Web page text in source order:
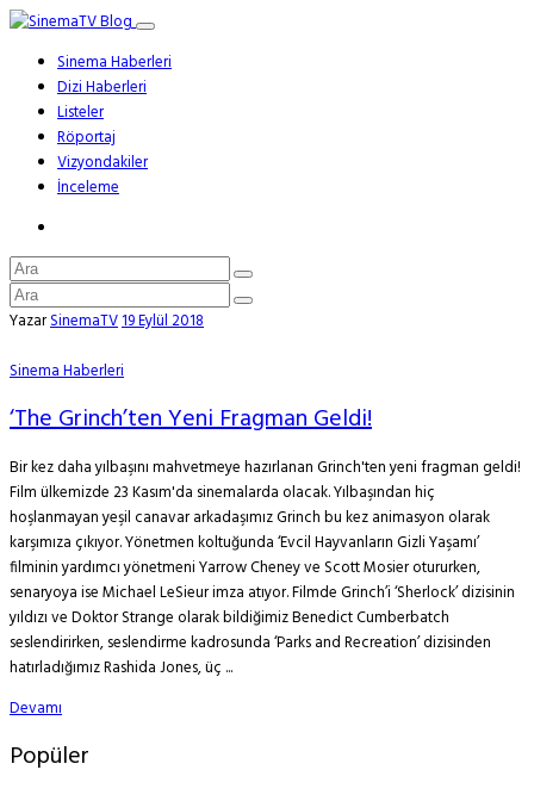
Sinema Haberleri
Dizi Haberleri
Listeler
Röportaj
Vizyondakiler
İnceleme
YazarSinemaTV19 Eylül 2018
Sinema Haberleri
‘The Grinch’ten Yeni Fragman Geldi!
Bir kez daha yılbaşını mahvetmeye hazırlanan Grinch'ten yeni fragman geldi!
Film ülkemizde 23 Kasım'da sinemalarda olacak. Yılbaşından hiç
hoşlanmayan yeşil canavar arkadaşımız Grinch bu kez animasyon olarak
karşımıza çıkıyor. Yönetmen koltuğunda ‘Evcil Hayvanların Gizli Yaşamı’
filminin yardımcı yönetmeni Yarrow Cheney ve Scott Mosier otururken,
senaryoya ise Michael LeSieur imza atıyor. Filmde Grinch’i ‘Sherlock’ dizisinin
yıldızı ve Doktor Strange olarak bildiğimiz Benedict Cumberbatch
seslendirirken, seslendirme kadrosunda ‘Parks and Recreation’ dizisinden
hatırladığımız Rashida Jones, üç ...
Devamı
Popüler